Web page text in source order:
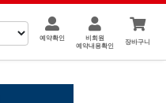
예약확인
비회원
예약내용확인
장바구니